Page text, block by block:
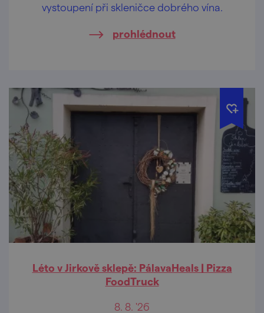
vystoupení při skleničce dobrého vína.
prohlédnout
Léto v Jirkově sklepě: PálavaHeals | Pizza
FoodTruck
8. 8. '26